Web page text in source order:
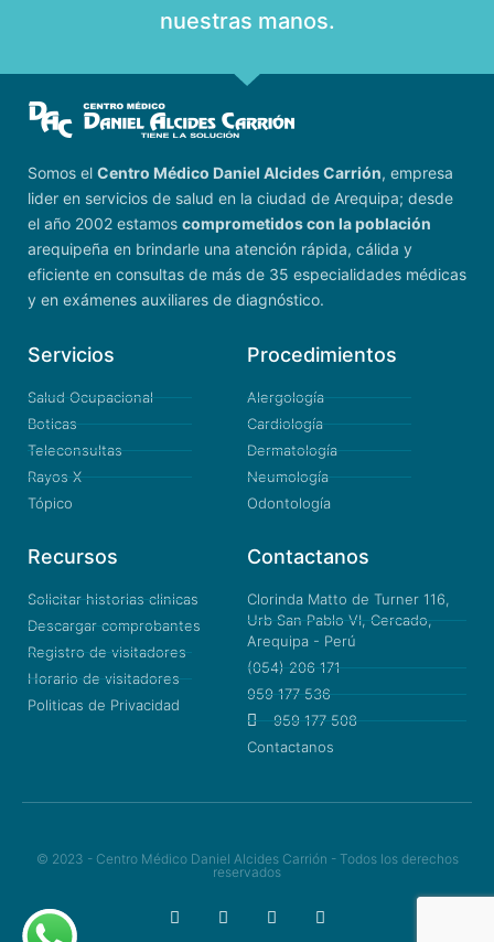
nuestras manos.
Somos el Centro Médico Daniel Alcides Carrión, empresa
lider en servicios de salud en la ciudad de Arequipa; desde
el año 2002 estamos comprometidos con la población
arequipeña en brindarle una atención rápida, cálida y
eficiente en consultas de más de 35 especialidades médicas
y en exámenes auxiliares de diagnóstico.
Servicios
Salud Ocupacional
Boticas
Teleconsultas
Rayos X
Tópico
Procedimientos
Alergología
Cardiología
Dermatología
Neumología
Odontología
Recursos
Solicitar historias clinicas
Descargar comprobantes
Registro de visitadores
Horario de visitadores
Politicas de Privacidad
Contactanos
Clorinda Matto de Turner 116,
Urb San Pablo VI, Cercado,
Arequipa - Perú
(054) 206 171
959 177 536
959 177 508
Contactanos
© 2023 - Centro Médico Daniel Alcides Carrión - Todos los derechos
reservados